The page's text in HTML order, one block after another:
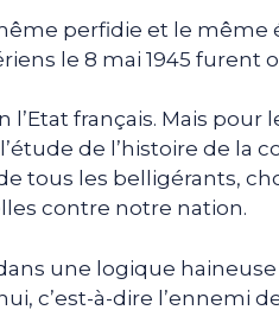
perfidie et le même
le 8 mai 1945 furent
l’Etat français. Mais
de l’histoire de la
tous les belligérants,
contre notre nation.
une logique
c’est-à-dire l’ennemi